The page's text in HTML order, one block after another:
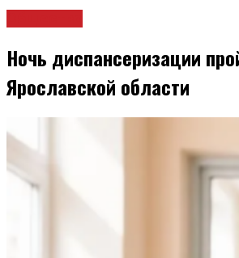
Ночь диспансеризации
Ярославской области